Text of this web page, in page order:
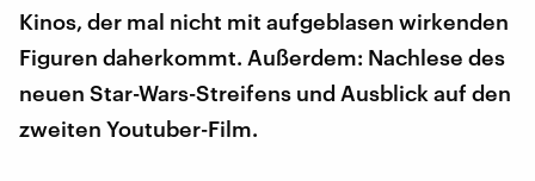
Kinos, der mal nicht mit aufgeblasen wirkenden
Figuren daherkommt. Außerdem: Nachlese des
neuen Star-Wars-Streifens und Ausblick auf den
zweiten Youtuber-Film.